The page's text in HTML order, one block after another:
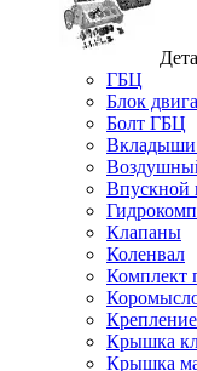
ГБЦ
Блок
Болт ГБЦ
Вкладыши
Впускной
Клапаны
Коленвал
Комплект
Крышка
Крышка